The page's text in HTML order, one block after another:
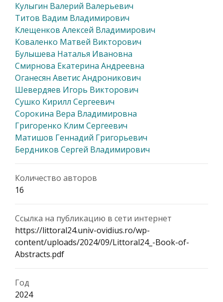
Кулыгин Валерий Валерьевич
Титов Вадим Владимирович
Клещенков Алексей Владимирович
Коваленко Матвей Викторович
Булышева Наталья Ивановна
Смирнова Екатерина Андреевна
Оганесян Аветис Андроникович
Шевердяев Игорь Викторович
Сушко Кирилл Сергеевич
Сорокина Вера Владимировна
Григоренко Клим Сергеевич
Матишов Геннадий Григорьевич
Бердников Сергей Владимирович
Количество авторов
16
Ссылка на публикацию в сети интернет
https://littoral24.univ-ovidius.ro/wp-
content/uploads/2024/09/Littoral24_-Book-of-
Abstracts.pdf
Год
2024